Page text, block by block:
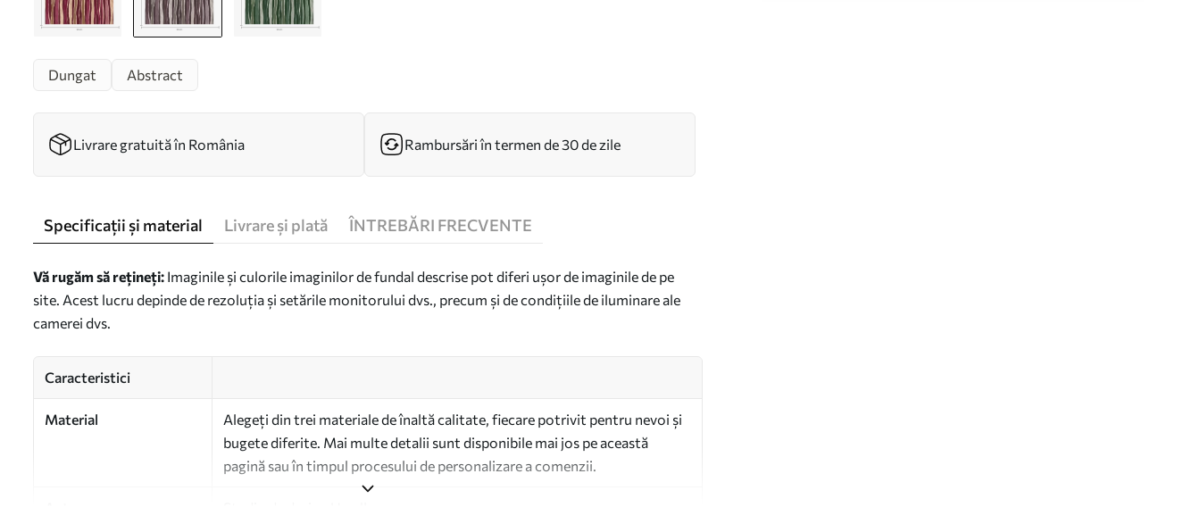
Dungat Abstract
Livrare gratuită în România Rambursări în termen de 30 de zile
Specificații și material Livrare și plată ÎNTREBĂRI FRECVENTE
Vă rugăm să rețineți: Imaginile și culorile imaginilor de fundal descrise pot diferi ușor de imaginile de pe
site. Acest lucru depinde de rezoluția și setările monitorului dvs., precum și de condițiile de iluminare ale
camerei dvs.
Caracteristici
Material
Alegeți din trei materiale de înaltă calitate, fiecare potrivit pentru nevoi și
bugete diferite. Mai multe detalii sunt disponibile mai jos pe această
pagină sau în timpul procesului de personalizare a comenzii.